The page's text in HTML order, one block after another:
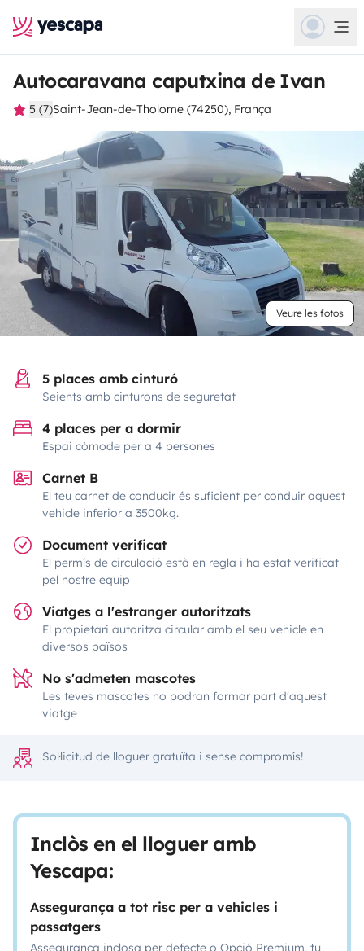
Autocaravana caputxina de Ivan
5 (7)Saint-Jean-de-Tholome (74250), França
Veure les fotos
5 places amb cinturó
Seients amb cinturons de seguretat
4 places per a dormir
Espai còmode per a 4 persones
Carnet B
El teu carnet de conducir és suficient per conduir aquest
vehicle inferior a 3500kg.
Document verificat
El permís de circulació està en regla i ha estat verificat
pel nostre equip
Viatges a l'estranger autoritzats
El propietari autoritza circular amb el seu vehicle en
diversos països
No s'admeten mascotes
Les teves mascotes no podran formar part d'aquest
viatge
Sol·licitud de lloguer gratuïta i sense compromís!
Inclòs en el lloguer amb
Yescapa:
Assegurança a tot risc per a vehicles i
passatgers
Assegurança inclosa per defecte o Opció Premium, tu